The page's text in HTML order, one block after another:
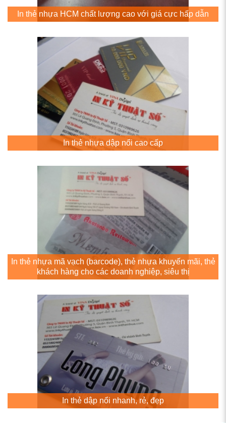
In thẻ nhựa HCM chất lượng cao với giá cực hấp dẫn
In thẻ nhựa dập nổi cao cấp
In thẻ nhựa mã vạch (barcode), thẻ nhựa khuyến mãi, thẻ
khách hàng cho các doanh nghiệp, siêu thị
In thẻ dập nổi nhanh, rẻ, đẹp